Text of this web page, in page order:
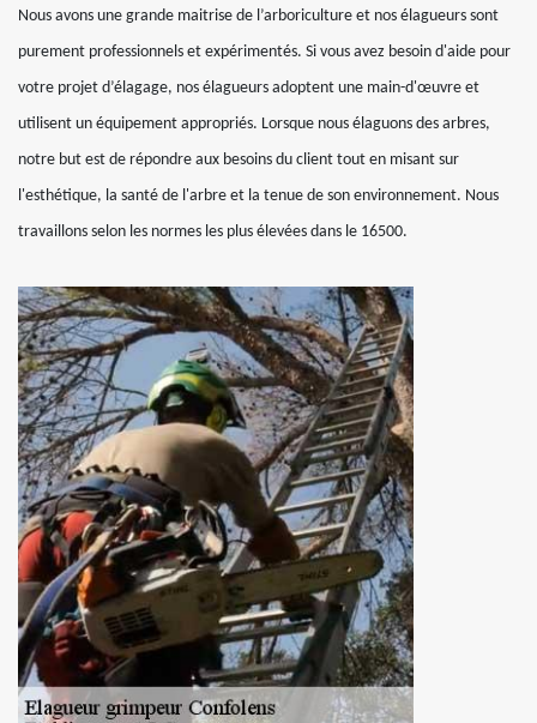
Nous avons une grande maitrise de l’arboriculture et nos élagueurs sont
purement professionnels et expérimentés. Si vous avez besoin d'aide pour
votre projet d’élagage, nos élagueurs adoptent une main-d'œuvre et
utilisent un équipement appropriés. Lorsque nous élaguons des arbres,
notre but est de répondre aux besoins du client tout en misant sur
l'esthétique, la santé de l'arbre et la tenue de son environnement. Nous
travaillons selon les normes les plus élevées dans le 16500.